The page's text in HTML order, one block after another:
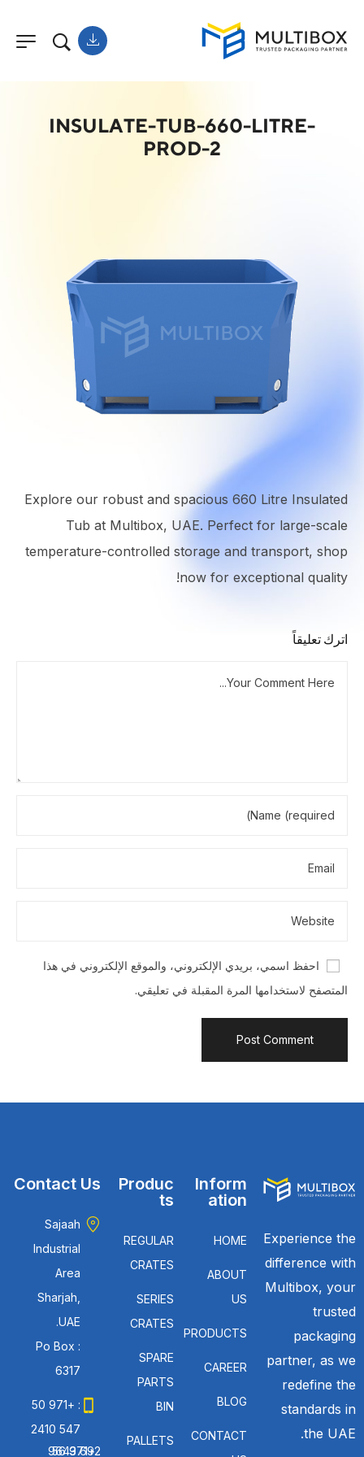
INSULATE-TUB-660-LITRE-
PROD-2
Explore our robust and spacious 660 Litre Insulated
Tub at Multibox, UAE. Perfect for large-scale
temperature-controlled storage and transport, shop
now for exceptional quality!
اترك تعليقاً
احفظ اسمي، بريدي الإلكتروني، والموقع الإلكتروني في هذا
المتصفح لاستخدامها المرة المقبلة في تعليقي.
Experience the
difference with
Multibox, your
trusted
packaging
partner, as we
redefine the
standards in
the UAE.
Inform
ation
HOME
ABOUT
US
PRODUCTS
CAREER
BLOG
CONTACT
Produc
ts
REGULAR
CRATES
SERIES
CRATES
SPARE
PARTS
BIN
PALLETS
Contact Us
Sajaah
Industrial
Area
Sharjah,
UAE.
Po Box :
6317
: +971 50
547 2410
: +971 56 692 9643